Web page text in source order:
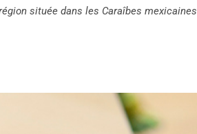
située dans les Caraîbes mexicaines